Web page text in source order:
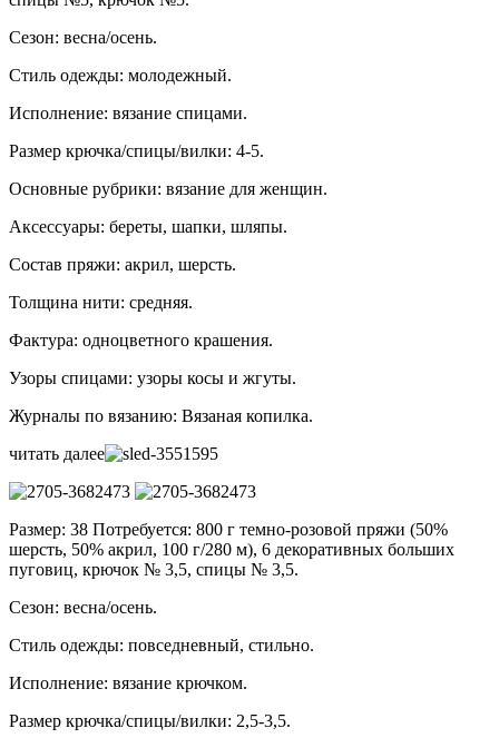
Сезон: весна/осень.
Стиль одежды: молодежный.
Исполнение: вязание спицами.
Размер крючка/спицы/вилки: 4-5.
Основные рубрики: вязание для женщин.
Аксессуары: береты, шапки, шляпы.
Состав пряжи: акрил, шерсть.
Толщина нити: средняя.
Фактура: одноцветного крашения.
Узоры спицами: узоры косы и жгуты.
Журналы по вязанию: Вязаная копилка.
читать далее
Размер: 38 Потребуется: 800 г темно-розовой пряжи (50%
шерсть, 50% акрил, 100 г/280 м), 6 декоративных больших
пуговиц, крючок № 3,5, спицы № 3,5.
Сезон: весна/осень.
Стиль одежды: повседневный, стильно.
Исполнение: вязание крючком.
Размер крючка/спицы/вилки: 2,5-3,5.